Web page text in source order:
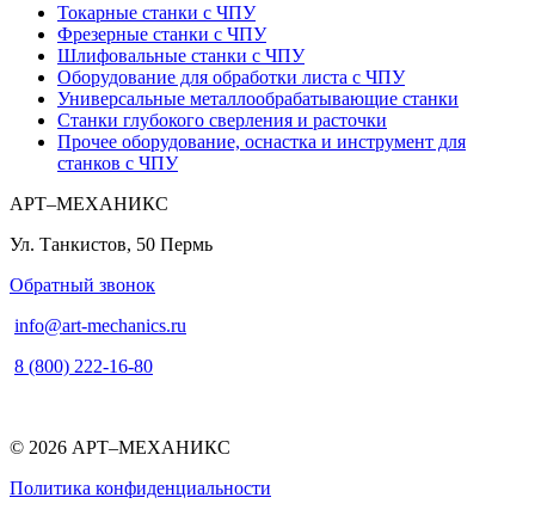
Токарные станки с ЧПУ
Фрезерные станки с ЧПУ
Шлифовальные станки с ЧПУ
Оборудование для обработки листа с ЧПУ
Универсальные металлообрабатывающие станки
Станки глубокого сверления и расточки
Прочее оборудование, оснастка и инструмент для
станков с ЧПУ
АРТ–МЕХАНИКС
Ул. Танкистов, 50 Пермь
Обратный звонок
info@art-mechanics.ru
8 (800) 222-16-80
© 2026 АРТ–МЕХАНИКС
Политика конфиденциальности